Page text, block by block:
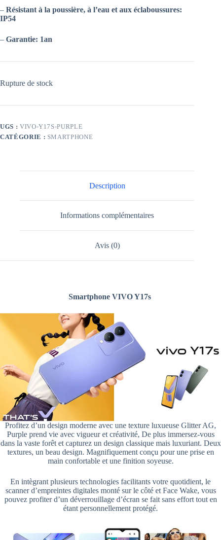
– Résistant à la poussière, à l’eau et aux éclaboussures:
IP54
– Garantie: 1an
Rupture de stock
UGS : VIVO-Y17S-PURPLE
CATÉGORIE : SMARTPHONE
Description
Informations complémentaires
Avis (0)
Smartphone VIVO Y17s
Profitez d’un design moderne avec une texture luxueuse Glitter AG,
Purple prend vie avec vigueur et créativité, De plus immersez-vous
dans la vaste forêt et capturez un design classique mais luxuriant. Deux
textures, un beau design. Magnifiquement conçu pour une prise en
main confortable et une finition soyeuse.
En intègrant plusieurs technologies facilitants votre quotidient, le
scanner d’empreintes digitales monté sur le côté et Face Wake, vous
pouvez profiter d’un déverrouillage d’écran se fait sans effort tout en
étant personnellement protégé.